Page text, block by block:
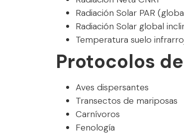
Radiación Solar PAR
Radiación Solar global
Temperatura suelo
Protocolos
Aves dispersantes
Transectos de mariposas
Carnívoros
Fenología